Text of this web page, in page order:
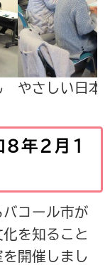
やさしい日本
年２月１
コール市が
を知ること
開催しまし